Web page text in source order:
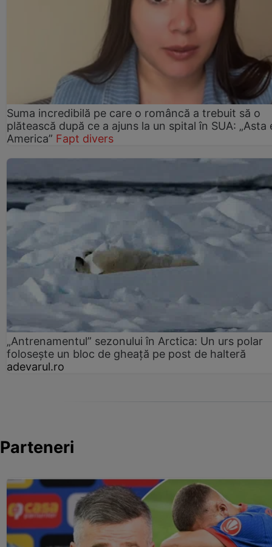
Suma incredibilă pe care o româncă a trebuit să o
plătească după ce a ajuns la un spital în SUA: „Asta
America” Fapt divers
„Antrenamentul” sezonului în Arctica: Un urs polar
folosește un bloc de gheață pe post de halteră
adevarul.ro
Parteneri